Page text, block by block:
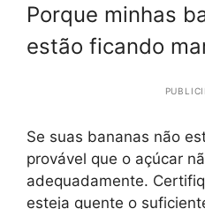
Porque minhas
estão ficando
Se suas bananas não
provável que o açúcar
adequadamente.
esteja quente o